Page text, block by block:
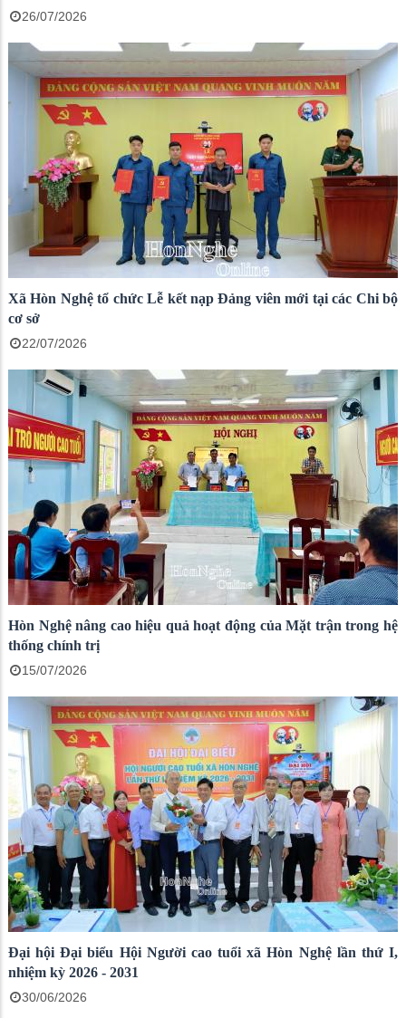
26/07/2026
Xã Hòn Nghệ tổ chức Lễ kết nạp Đảng viên mới tại các Chi bộ
cơ sở
22/07/2026
Hòn Nghệ nâng cao hiệu quả hoạt động của Mặt trận trong hệ
thống chính trị
15/07/2026
Đại hội Đại biểu Hội Người cao tuổi xã Hòn Nghệ lần thứ I,
nhiệm kỳ 2026 - 2031
30/06/2026